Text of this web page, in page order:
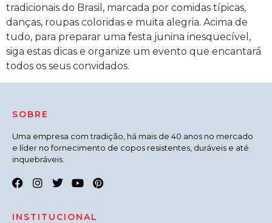
tradicionais do Brasil, marcada por comidas típicas,
danças, roupas coloridas e muita alegria. Acima de
tudo, para preparar uma festa junina inesquecível,
siga estas dicas e organize um evento que encantará
todos os seus convidados.
SOBRE
Uma empresa com tradição, há mais de 40 anos no mercado
e líder no fornecimento de copos resistentes, duráveis e até
inquebráveis.
INSTITUCIONAL